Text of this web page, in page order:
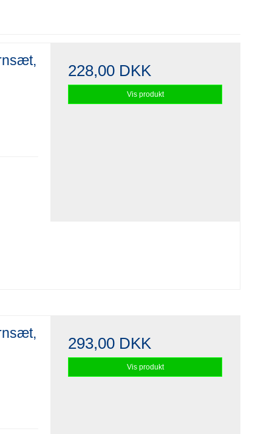
228,00 DKK
Vis produkt
293,00 DKK
Vis produkt